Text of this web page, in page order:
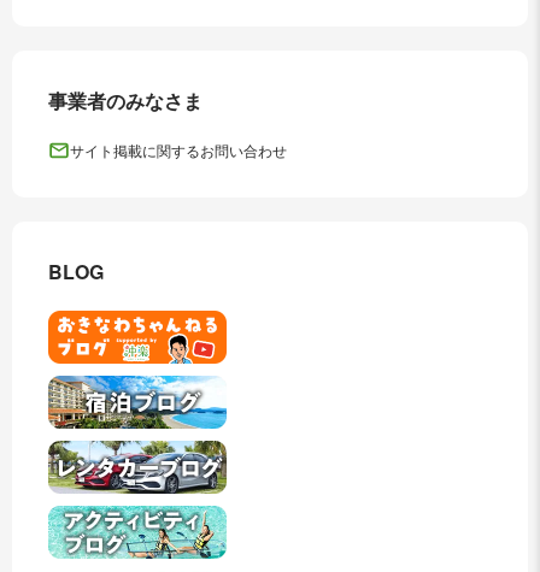
事業者のみなさま
サイト掲載に関するお問い合わせ
BLOG